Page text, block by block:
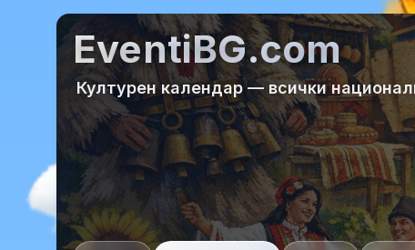
EventiBG.com
Културен календар — всички